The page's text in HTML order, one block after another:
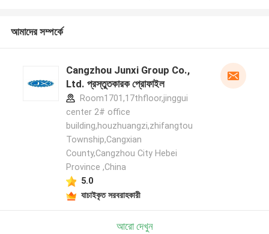
আমাদের সম্পর্কে
Cangzhou Junxi Group Co.,
Ltd. প্রস্তুতকারক প্রোফাইল
Room1701,17thfloor,jinggui
center 2# office
building,houzhuangzi,zhifangtou
Township,Cangxian
County,Cangzhou City Hebei
Province ,China
5.0
যাচাইকৃত সরবরাহকারী
আরো দেখুন